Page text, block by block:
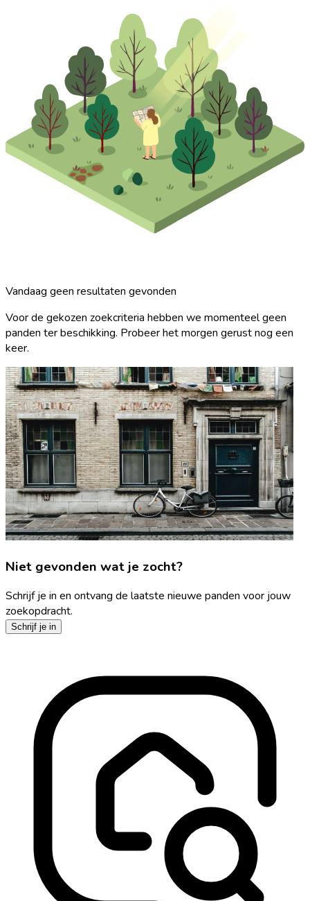
Vandaag geen resultaten gevonden
Voor de gekozen zoekcriteria hebben we momenteel geen
panden ter beschikking. Probeer het morgen gerust nog een
keer.
Niet gevonden wat je zocht?
Schrijf je in en ontvang de laatste nieuwe panden voor jouw
zoekopdracht.
Schrijf je in